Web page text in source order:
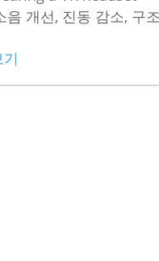
음 개선, 진동 감소, 구